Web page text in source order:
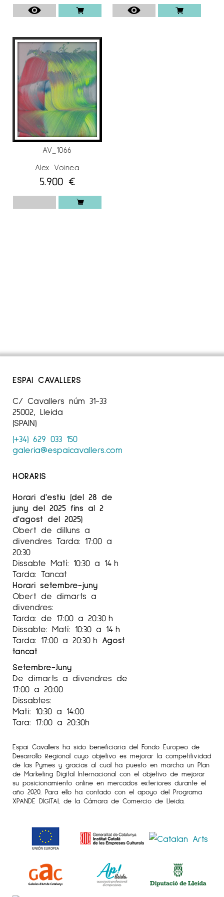
Voineaen Espai Cavallers Gallery
AV_1066
Alex Voinea
5.900 €
ESPAI CAVALLERS
C/ Cavallers núm 31-33
25002, Lleida
(SPAIN)
(+34) 629 033 150
galeria@espaicavallers.com
HORARIS
Horari d'estiu (del 28 de
juny del 2025 fins al 2
d'agost del 2025)
Obert de dilluns a
divendres Tarda: 17:00 a
20:30
Dissabte Matí: 10:30 a 14 h
Tarda: Tancat
Horari setembre-juny
Obert de dimarts a
divendres:
Tarda: de 17:00 a 20:30 h
Dissabte: Matí: 10:30 a 14 h
Tarda: 17:00 a 20:30 h Agost
tancat
Setembre-Juny
De dimarts a divendres de
17:00 a 20:00
Dissabtes:
Mati: 10:30 a 14:00
Tara: 17:00 a 20:30h
Espai Cavallers ha sido beneficiaria del Fondo Europeo de
Desarrollo Regional cuyo objetivo es mejorar la competitividad
de las Pymes y gracias al cual ha puesto en marcha un Plan
de Marketing Digital Internacional con el objetivo de mejorar
su posicionamiento online en mercados exteriores durante el
año 2020. Para ello ha contado con el apoyo del Programa
XPANDE DIGITAL de la Cámara de Comercio de Lleida.